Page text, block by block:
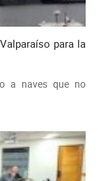
para la
a naves que no